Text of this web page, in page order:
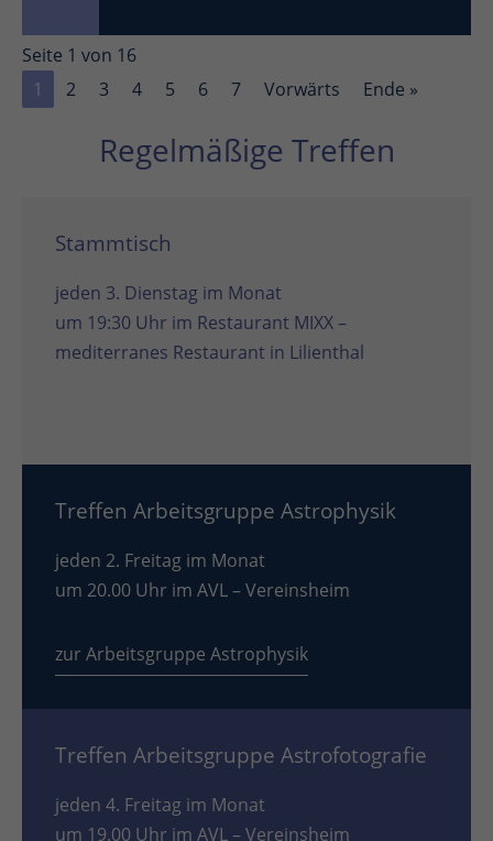
Seite 1 von 16
1
2 3 4 5 6 7 Vorwärts Ende »
Regelmäßige Treffen
Stammtisch
jeden 3. Dienstag im Monat
um 19:30 Uhr im Restaurant MIXX –
mediterranes Restaurant in Lilienthal
Treffen Arbeitsgruppe Astrophysik
jeden 2. Freitag im Monat
um 20.00 Uhr im AVL – Vereinsheim
zur Arbeitsgruppe Astrophysik
Treffen Arbeitsgruppe Astrofotografie
jeden 4. Freitag im Monat
um 19.00 Uhr im AVL – Vereinsheim